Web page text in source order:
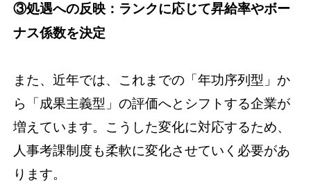
③処遇への反映：ランクに応じて昇給率やボー
ナス係数を決定
また、近年では、これまでの「年功序列型」か
ら「成果主義型」の評価へとシフトする企業が
増えています。こうした変化に対応するため、
人事考課制度も柔軟に変化させていく必要があ
ります。